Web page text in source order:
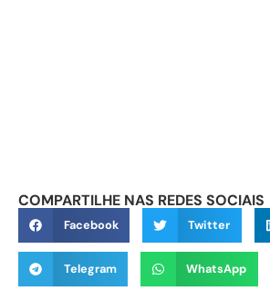
COMPARTILHE NAS REDES SOCIAIS
Facebook Twitter
Telegram WhatsApp